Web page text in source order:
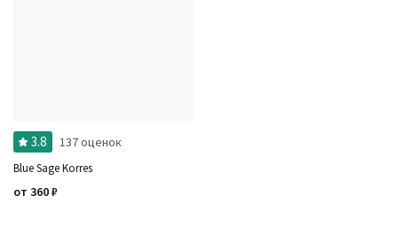
3.8 137 оценок
Blue Sage Korres
от 360₽